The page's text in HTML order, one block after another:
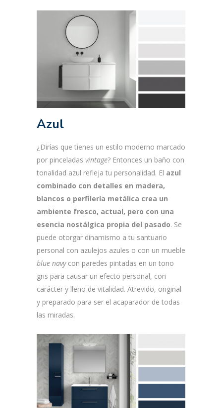
Azul
¿Dirías que tienes un estilo moderno marcado
por pinceladas vintage? Entonces un baño con
tonalidad azul refleja tu personalidad. El azul
combinado con detalles en madera,
blancos o perfilería metálica crea un
ambiente fresco, actual, pero con una
esencia nostálgica propia del pasado. Se
puede otorgar dinamismo a tu santuario
personal con azulejos azules o con un mueble
blue navycon paredes pintadas en un tono
gris para causar un efecto personal, con
carácter y lleno de vitalidad. Atrevido, original
y preparado para ser el acaparador de todas
las miradas.